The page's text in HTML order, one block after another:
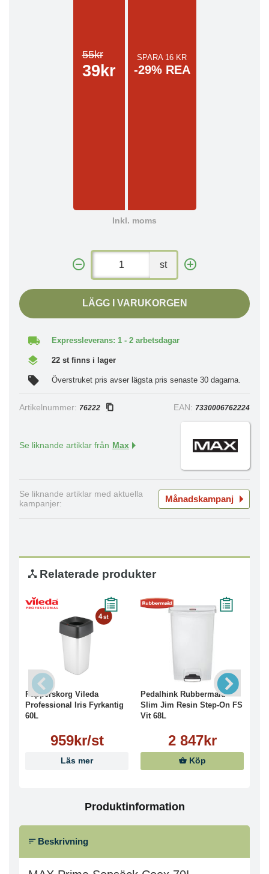
55kr
39kr
SPARA 16 KR
-29% REA
Inkl. moms
st
LÄGG I VARUKORGEN
Expressleverans: 1 - 2 arbetsdagar
22 st finns i lager
Överstruket pris avser lägsta pris senaste 30 dagarna.
Artikelnummer: 76222 EAN: 7330006762224
Se liknande artiklar från Max
Se liknande artiklar med aktuella
kampanjer:
Månadskampanj
Relaterade produkter
Papperskorg Vileda
Professional Iris Fyrkantig
60L
959kr/st
Läs mer
Pedalhink Rubbermaid
Slim Jim Resin Step-On FS
Vit 68L
2 847kr
Köp
Produktinformation
Beskrivning